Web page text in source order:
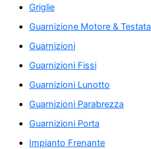
Griglie
Guarnizione Motore & Testata
Guarnizioni
Guarnizioni Fissi
Guarnizioni Lunotto
Guarnizioni Parabrezza
Guarnizioni Porta
Impianto Frenante